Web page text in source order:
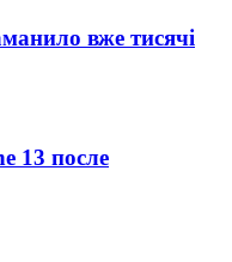
вже тисячі
13 после